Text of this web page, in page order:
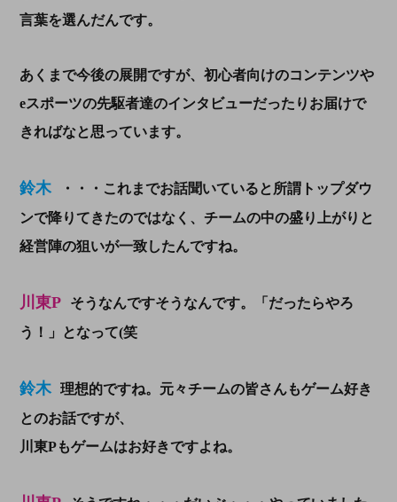
言葉を選んだんです。
あくまで今後の展開ですが、初心者向けのコンテンツや
eスポーツの先駆者達のインタビューだったりお届けで
きればなと思っています。
鈴木 ・・・これまでお話聞いていると 所謂トップダウ
ンで降りてきたのではなく、チームの中の盛り上がりと
経営陣の狙いが一致したんですね。
川東P
そうなんですそうなんです。「だったらやろ
う！」となって(笑
鈴木
理想的ですね。元々チームの皆さんもゲーム好き
とのお話ですが、
川東Pもゲームはお好きですよね。